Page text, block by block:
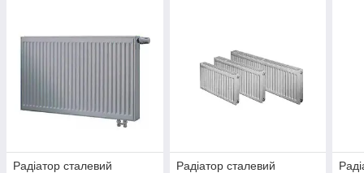
Радіатор сталевий
Радіатор сталевий